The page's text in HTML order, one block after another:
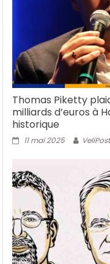
Thomas Piketty
milliards d’euros à
historique
11 mai 2025 VeliPost